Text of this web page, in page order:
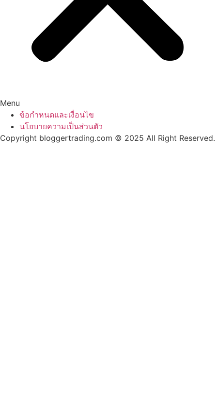
Menu
ข้อกำหนดและเงื่อนไข
นโยบายความเป็นส่วนตัว
Copyright bloggertrading.com © 2025 All Right Reserved.